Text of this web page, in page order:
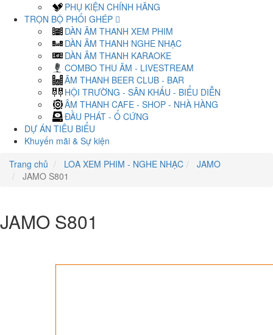
PHỤ KIỆN CHÍNH HÃNG
TRỌN BỘ PHỐI GHÉP
DÀN ÂM THANH XEM PHIM
DÀN ÂM THANH NGHE NHẠC
DÀN ÂM THANH KARAOKE
COMBO THU ÂM - LIVESTREAM
ÂM THANH BEER CLUB - BAR
HỘI TRƯỜNG - SÂN KHẤU - BIỂU DIỄN
ÂM THANH CAFE - SHOP - NHÀ HÀNG
ĐẦU PHÁT - Ổ CỨNG
DỰ ÁN TIÊU BIỂU
Khuyến mãi & Sự kiện
Trang chủ
LOA XEM PHIM - NGHE NHẠC
JAMO
JAMO S801
JAMO S801